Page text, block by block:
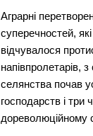
Аграрні
суперечностей,
відчувалося
напівпролетарів,
селянства почав
господарств і
дореволюційному